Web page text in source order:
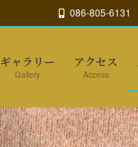
086-805-6131
ギャラリー
Gallery
アクセス
Access